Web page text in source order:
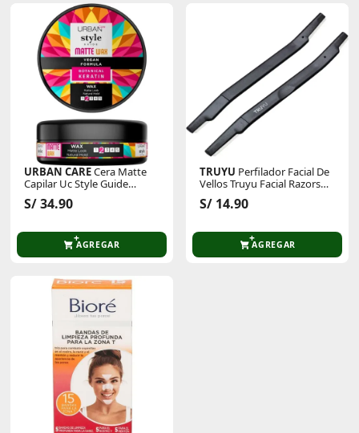
URBAN CARECera Matte
Capilar Uc Style Guide
Matte Wax 100ml
S/ 34.90
AGREGAR
TRUYU Perfilador Facial De
Vellos Truyu Facial Razors
2pk 10-1669
S/ 14.90
AGREGAR